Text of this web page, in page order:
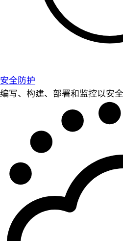
安全防护
编写、构建、部署和监控以安